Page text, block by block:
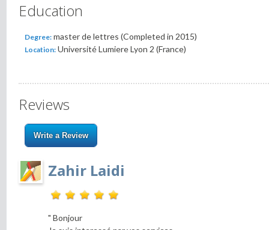
Education
Degree: master de lettres (Completed in 2015)
Location: Université Lumiere Lyon 2 (France)
Reviews
Write a Review
Zahir Laidi
" Bonjour